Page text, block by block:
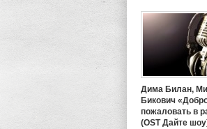
Дима Билан,
Бикович
пожаловать в
(OST Дайте